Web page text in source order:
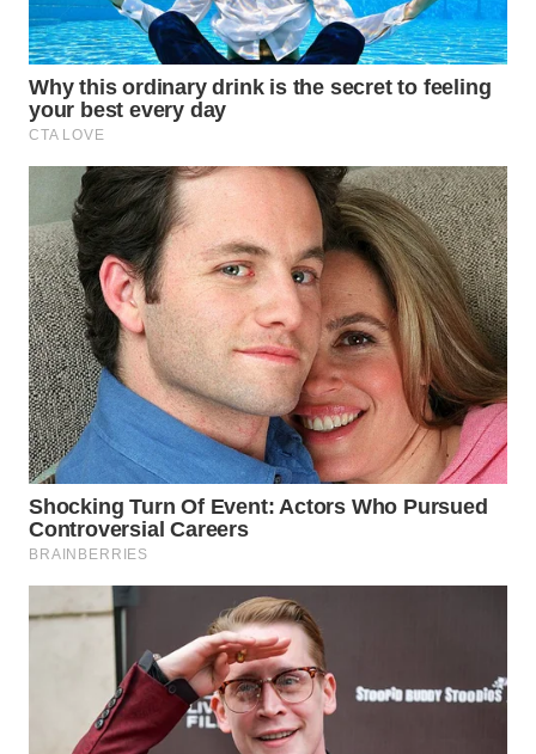
WN
SUBANG
WN
SUKABUMI
WN
PURWAKARTA
WN
PRIANGAN
TIMUR
WN
SEMARANG
WN
SOLO
WN
BOROBUDUR
MADURA